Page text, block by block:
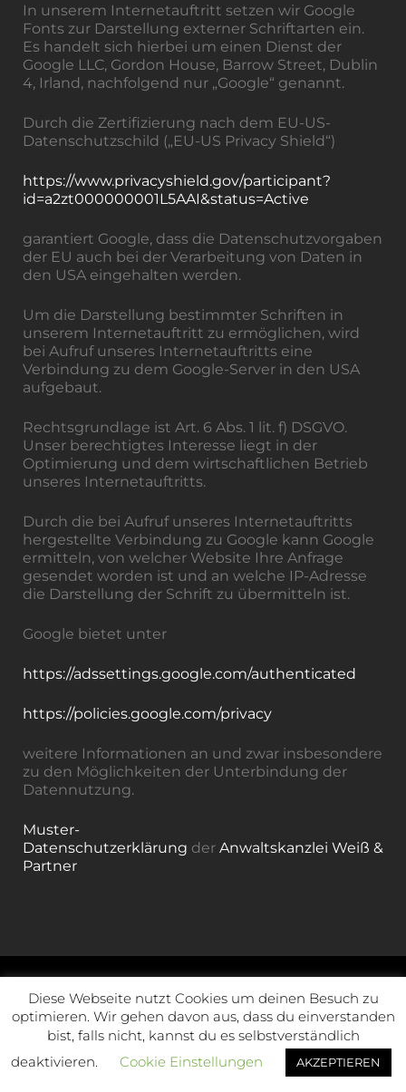
In unserem Internetauftritt setzen wir Google
Fonts zur Darstellung externer Schriftarten ein.
Es handelt sich hierbei um einen Dienst der
Google LLC, Gordon House, Barrow Street, Dublin
4, Irland, nachfolgend nur „Google“ genannt.
Durch die Zertifizierung nach dem EU-US-
Datenschutzschild („EU-US Privacy Shield“)
https://www.privacyshield.gov/participant?
id=a2zt000000001L5AAI&status=Active
garantiert Google, dass die Datenschutzvorgaben
der EU auch bei der Verarbeitung von Daten in
den USA eingehalten werden.
Um die Darstellung bestimmter Schriften in
unserem Internetauftritt zu ermöglichen, wird
bei Aufruf unseres Internetauftritts eine
Verbindung zu dem Google-Server in den USA
aufgebaut.
Rechtsgrundlage ist Art. 6 Abs. 1 lit. f) DSGVO.
Unser berechtigtes Interesse liegt in der
Optimierung und dem wirtschaftlichen Betrieb
unseres Internetauftritts.
Durch die bei Aufruf unseres Internetauftritts
hergestellte Verbindung zu Google kann Google
ermitteln, von welcher Website Ihre Anfrage
gesendet worden ist und an welche IP-Adresse
die Darstellung der Schrift zu übermitteln ist.
Google bietet unter
https://adssettings.google.com/authenticated
https://policies.google.com/privacy
weitere Informationen an und zwar insbesondere
zu den Möglichkeiten der Unterbindung der
Datennutzung.
Muster-
Datenschutzerklärung der Anwaltskanzlei Weiß &
Partner
Kontakt
Jederzeit mobil: +4917620684439
Diese Webseite nutzt Cookies um deinen Besuch zu
optimieren. Wir gehen davon aus, dass du einverstanden
bist, falls nicht, kannst du es selbstverständlich
deaktivieren.
Cookie Einstellungen AKZEPTIEREN